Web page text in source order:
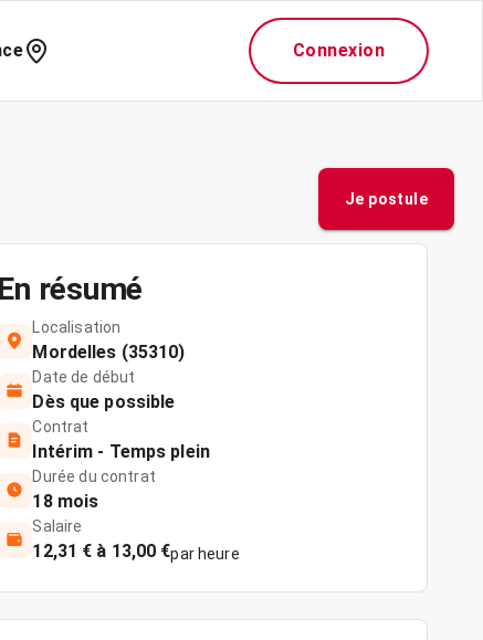
Connexion
Je postule
En résumé
Localisation
Mordelles (35310)
Date de début
Dès que possible
Contrat
Intérim - Temps plein
Durée du contrat
18 mois
Salaire
12,31 € à 13,00 €par heure